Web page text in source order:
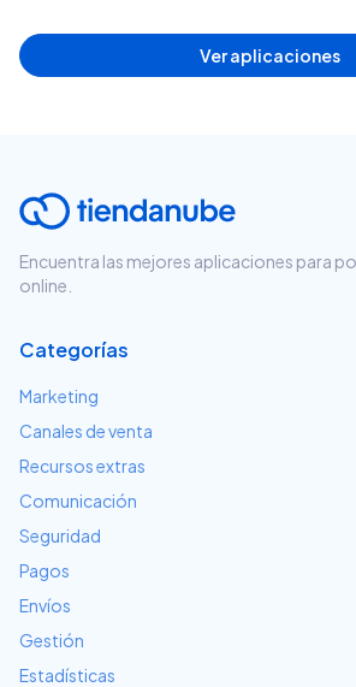
Ver aplicaciones
Encuentra las mejores aplicaciones para
online.
Categorías
Marketing
Canales de venta
Recursos extras
Comunicación
Seguridad
Pagos
Envíos
Gestión
Estadísticas